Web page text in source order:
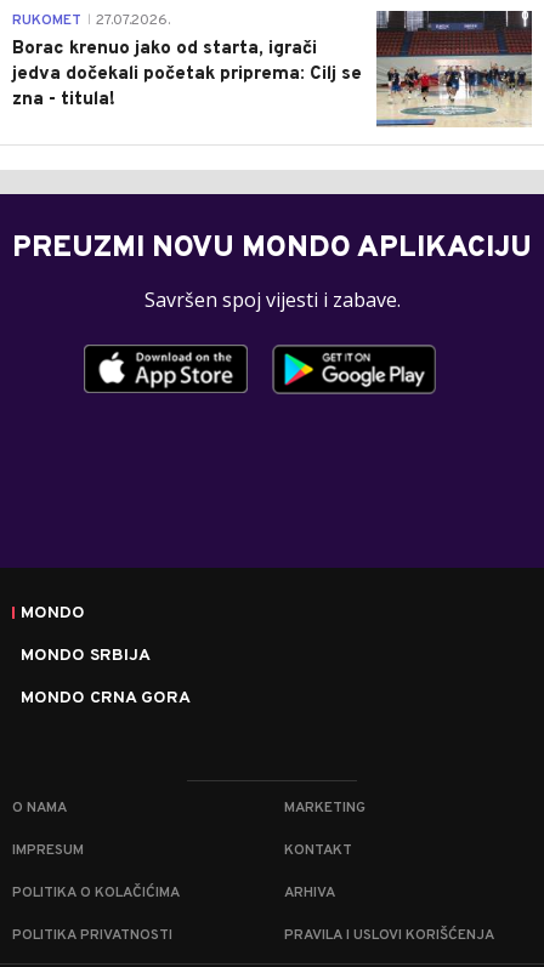
0
RUKOMET 27.07.2026.
Borac krenuo jako od starta, igrači
jedva dočekali početak priprema: Cilj se
zna - titula!
PREUZMI NOVU MONDO APLIKACIJU
Savršen spoj vijesti i zabave.
MONDO
MONDO SRBIJA
MONDO CRNA GORA
O NAMA MARKETING
IMPRESUM KONTAKT
POLITIKA O KOLAČIĆIMA ARHIVA
POLITIKA PRIVATNOSTI PRAVILA I USLOVI KORIŠĆENJA